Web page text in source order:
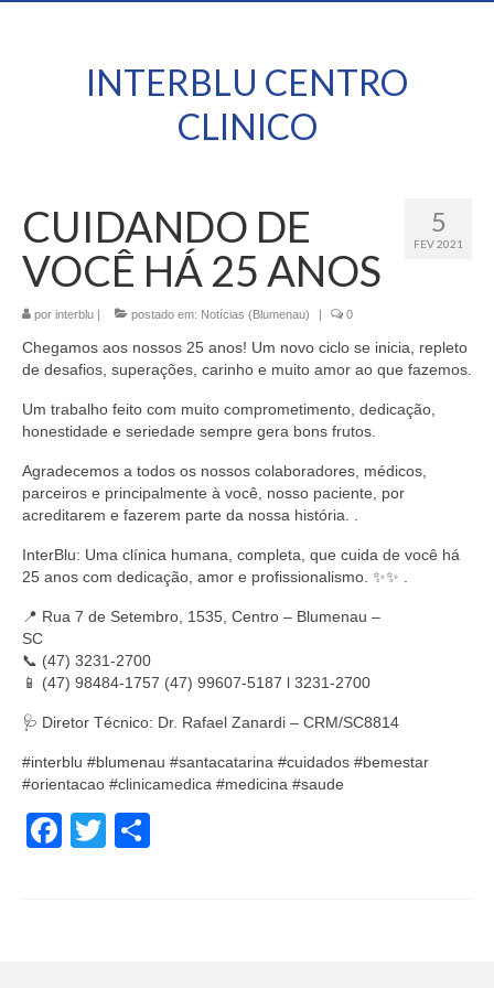
INTERBLU CENTRO
CLINICO
5
FEV 2021
CUIDANDO DE
VOCÊ HÁ 25 ANOS
por interblu | postado em: Notícias (Blumenau) | 0
Chegamos aos nossos 25 anos! Um novo ciclo se inicia, repleto
de desafios, superações, carinho e muito amor ao que fazemos.
Um trabalho feito com muito comprometimento, dedicação,
honestidade e seriedade sempre gera bons frutos.
Agradecemos a todos os nossos colaboradores, médicos,
parceiros e principalmente à você, nosso paciente, por
acreditarem e fazerem parte da nossa história. .
InterBlu: Uma clínica humana, completa, que cuida de você há
25 anos com dedicação, amor e profissionalismo. ✨✨ .
📍 Rua 7 de Setembro, 1535, Centro – Blumenau –
SC⠀⠀⠀⠀⠀⠀⠀⠀
📞 (47) 3231-2700⠀⠀⠀⠀⠀⠀⠀⠀
📱 (47) 98484-1757 (47) 99607-5187 l 3231-2700⠀
🩺 Diretor Técnico: Dr. Rafael Zanardi – CRM/SC8814
#interblu #blumenau #santacatarina #cuidados #bemestar
#orientacao #clinicamedica #medicina #saude
Facebook
Twitter